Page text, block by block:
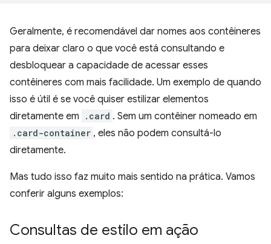
Geralmente, é recomendável dar nomes aos contêineres
para deixar claro o que você está consultando e
desbloquear a capacidade de acessar esses
contêineres com mais facilidade. Um exemplo de quando
isso é útil é se você quiser estilizar elementos
diretamente em
.card . Sem um contêiner nomeado em
.card-container , eles não podem consultá-lo
diretamente.
Mas tudo isso faz muito mais sentido na prática. Vamos
conferir alguns exemplos:
Consultas de estilo em ação